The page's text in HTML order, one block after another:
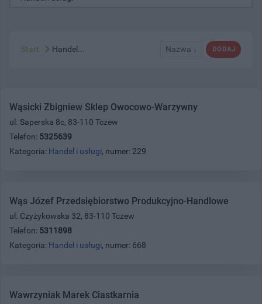
DODAJ
Nazwa ↓
Start Handel...
Wąsicki Zbigniew Sklep Owocowo-Warzywny
ul. Saperska 8c, 83-110 Tczew
Telefon: 5325639
Kategoria: Handel i usługi, numer: 229
Wąs Józef Przedsiębiorstwo Produkcyjno-Handlowe
ul. Czyżykowska 32, 83-110 Tczew
Telefon: 5311898
Kategoria: Handel i usługi, numer: 668
Wawrzyniak Marek Ciastkarnia